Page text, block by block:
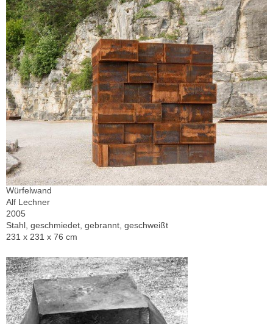
Würfelwand
Alf Lechner
2005
Stahl, geschmiedet, gebrannt, geschweißt
231 x 231 x 76 cm